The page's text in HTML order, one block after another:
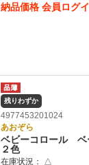
納品価格 会員ログ
残りわずか
4977453201024
あおぞら
ベビーコロール ベ
２色
在庫状況： △